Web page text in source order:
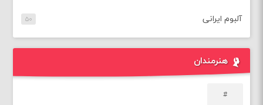
آلبوم ایرانی ۵۰
هنرمندان
#